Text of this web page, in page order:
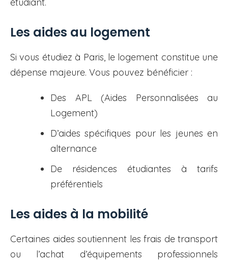
étudiant.
Les aides au logement
Si vous étudiez à Paris, le logement constitue une
dépense majeure. Vous pouvez bénéficier :
Des APL (Aides Personnalisées au
Logement)
D’aides spécifiques pour les jeunes en
alternance
De résidences étudiantes à tarifs
préférentiels
Les aides à la mobilité
Certaines aides soutiennent les frais de transport
ou l’achat d’équipements professionnels